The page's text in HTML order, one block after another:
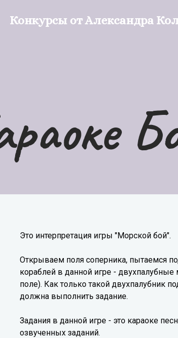
Конкурсы от Александра
Это интерпретация игры "Морской бой".
Открываем поля соперника, пытаемся
кораблей в данной игре -
поле). Как только такой двухпалубник
должна выполнить задание.
Задания в данной игре - это караоке
озвученных заданий.